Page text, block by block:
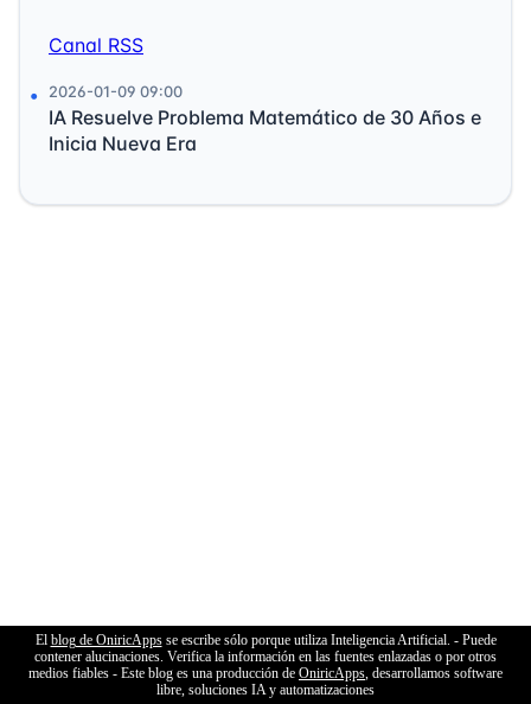
Canal RSS
2026-01-09 09:00
IA Resuelve Problema Matemático de 30 Años e
Inicia Nueva Era
El blog de OniricAppsse escribe sólo porque utiliza Inteligencia Artificial. - Puede
contener alucinaciones. Verifica la información en las fuentes enlazadas o por otros
medios fiables - Este blog es una producción de OniricApps , desarrollamos software
libre, soluciones IA y automatizaciones